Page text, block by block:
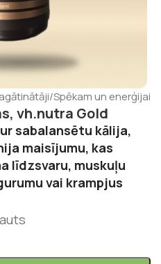
/Spēkam un enerģijai
vh.nutra Gold
sabalansētu kālija,
maisījumu, kas
līdzsvaru, muskuļu
vai krampjus